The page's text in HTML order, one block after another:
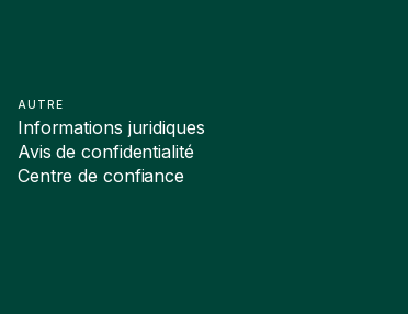
AUTRE
Informations juridiques
Avis de confidentialité
Centre de confiance